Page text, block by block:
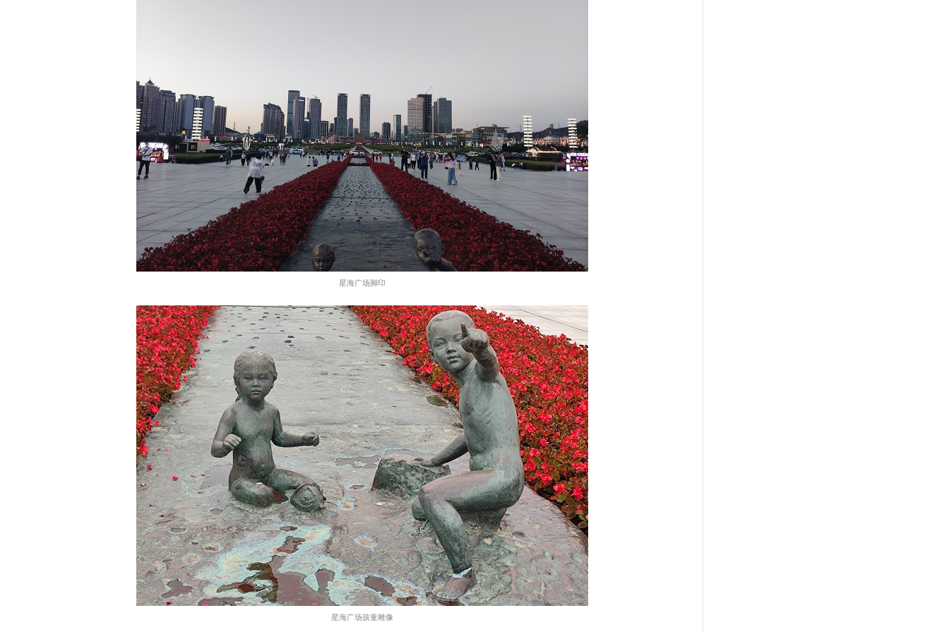
星海广场脚印
星海广场孩童雕像